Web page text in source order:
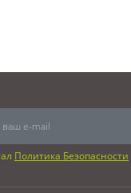
Политика Безопасности